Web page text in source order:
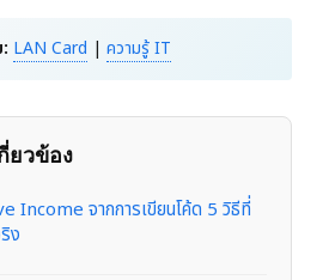
LAN Card | ความรู้ IT
ยวข้อง
Income จากการเขียนโค้ด 5 วิธีที่
ง